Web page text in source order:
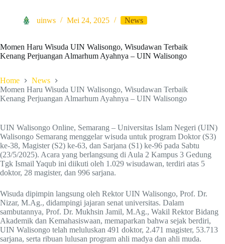
uinws Mei 24, 2025 News
Momen Haru Wisuda UIN Walisongo, Wisudawan Terbaik
Kenang Perjuangan Almarhum Ayahnya – UIN Walisongo
Home
News
Momen Haru Wisuda UIN Walisongo, Wisudawan Terbaik
Kenang Perjuangan Almarhum Ayahnya – UIN Walisongo
UIN Walisongo Online, Semarang – Universitas Islam Negeri (UIN)
Walisongo Semarang menggelar wisuda untuk program Doktor (S3)
ke-38, Magister (S2) ke-63, dan Sarjana (S1) ke-96 pada Sabtu
(23/5/2025). Acara yang berlangsung di Aula 2 Kampus 3 Gedung
Tgk Ismail Yaqub ini diikuti oleh 1.029 wisudawan, terdiri atas 5
doktor, 28 magister, dan 996 sarjana.
Wisuda dipimpin langsung oleh Rektor UIN Walisongo, Prof. Dr.
Nizar, M.Ag., didampingi jajaran senat universitas. Dalam
sambutannya, Prof. Dr. Mukhsin Jamil, M.Ag., Wakil Rektor Bidang
Akademik dan Kemahasiswaan, memaparkan bahwa sejak berdiri,
UIN Walisongo telah meluluskan 491 doktor, 2.471 magister, 53.713
sarjana, serta ribuan lulusan program ahli madya dan ahli muda.